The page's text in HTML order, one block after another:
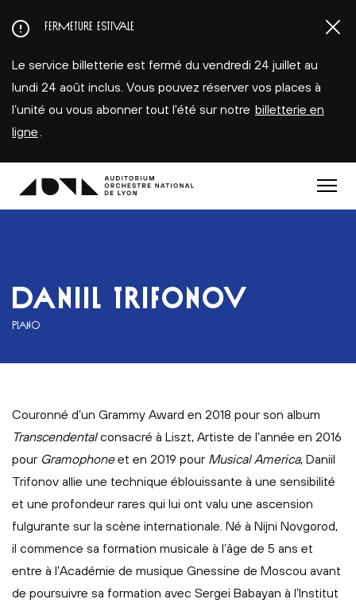
au
principal
FERMETURE ESTIVALE
Le service billetterie est fermé du vendredi 24 juillet au
lundi 24 août inclus. Vous pouvez réserver vos places à
l’unité ou vous abonner tout l'été sur notre billetterie en
ligne
Menu
DANIIL TRIFONOV
PIANO
Couronné d’un Grammy Award en 2018 pour son album
Transcendentalconsacré à Liszt, Artiste de l’année en 2016
pour Gramophoneet en 2019 pour Musical America, Daniil
Trifonov allie une technique éblouissante à une sensibilité
et une profondeur rares qui lui ont valu une ascension
fulgurante sur la scène internationale. Né à Nijni Novgorod,
il commence sa formation musicale à l’âge de 5 ans et
entre à l’Académie de musique Gnessine de Moscou avant
de poursuivre sa formation avec Sergei Babayan à l’Institut